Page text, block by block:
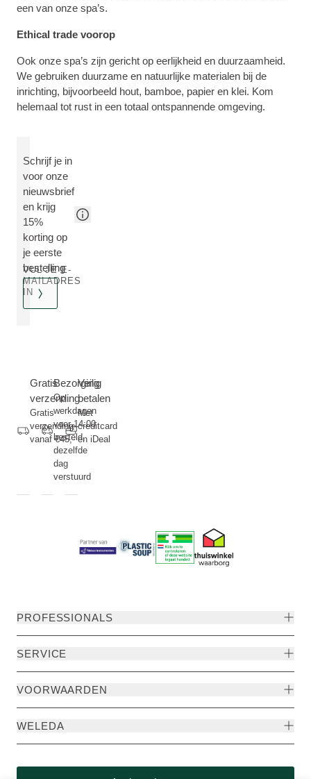
een van onze spa’s.
Ethical trade voorop
Ook onze spa’s zijn gericht op eerlijkheid en duurzaamheid.
We gebruiken duurzame en natuurlijke materialen bij de
inrichting, bijvoorbeeld hout, bamboe, papier en klei. Kom
helemaal tot rust in een totaal ontspannende omgeving.
Schrijf je in
voor onze
nieuwsbrief
en krijg
15%
korting op
je eerste
bestelling
VUL JE E-
MAILADRES
IN
Gratis
verzending
Gratis
verzending
vanaf €45,-
Bezorging
Op
werkdagen
voor 14:00
besteld,
dezelfde
dag
verstuurd
Veilig
betalen
Met
creditcard
en iDeal
PROFESSIONALS
SERVICE
VOORWAARDEN
WELEDA